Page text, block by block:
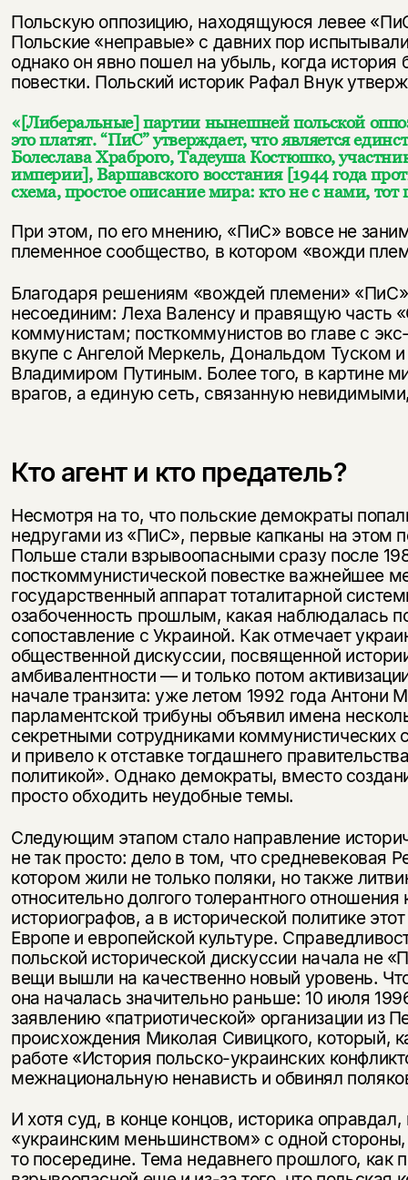
Польскую оппозицию, находящуюся левее
Польские «неправые» с давних пор
однако он явно пошел на убыль, когда
повестки. Польский историк Рафал Внук
«[Либеральные] партии нынешней польской
это платят. “ПиС” утверждает, что является
Болеслава Храброго, Тадеуша Костюшко,
империи], Варшавского восстания [1944 года
схема, простое описание мира: кто не с нами,
При этом, по его мнению, «ПиС» вовсе не
племенное сообщество, в котором «вожди
Благодаря решениям «вождей племени» «ПиС»
несоединим: Леха Валенсу и правящую часть
коммунистам; посткоммунистов во главе с
вкупе с Ангелой Меркель, Дональдом
Владимиром Путиным. Более того, в картине
врагов, а единую сеть, связанную
Кто агент и кто предатель?
Несмотря на то, что польские демократы
недругами из «ПиС», первые капканы на этом
Польше стали взрывоопасными сразу после
посткоммунистической повестке важнейшее
государственный аппарат тоталитарной
озабоченность прошлым, какая наблюдалась
сопоставление с Украиной. Как отмечает
общественной дискуссии, посвященной
амбивалентности — и только потом
начале транзита: уже летом 1992 года Антони
парламентской трибуны объявил имена
секретными сотрудниками коммунистических
и привело к отставке тогдашнего
политикой». Однако демократы, вместо
просто обходить неудобные темы.
Следующим этапом стало направление
не так просто: дело в том, что средневековая
котором жили не только поляки, но также
относительно долгого толерантного
историографов, а в исторической политике
Европе и европейской культуре.
польской исторической дискуссии начала не
вещи вышли на качественно новый уровень.
она началась значительно раньше: 10 июля
заявлению «патриотической» организации из
происхождения Миколая Сивицкого, который,
работе «История польско-украинских
межнациональную ненависть и обвинял
И хотя суд, в конце концов, историка
«украинским меньшинством» с одной
то посередине. Тема недавнего прошлого, как